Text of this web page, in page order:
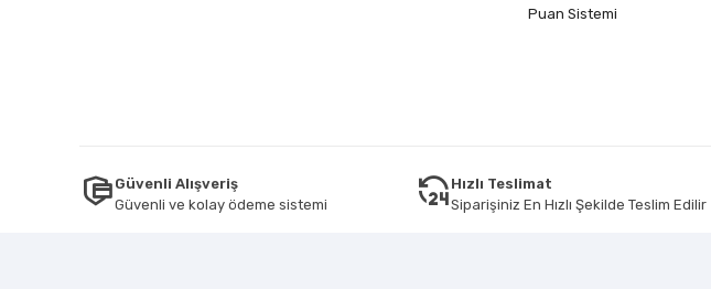
Puan Sistemi
Güvenli Alışveriş
Güvenli ve kolay ödeme sistemi
Hızlı Teslimat
Siparişiniz En Hızlı Şekilde Teslim Edilir